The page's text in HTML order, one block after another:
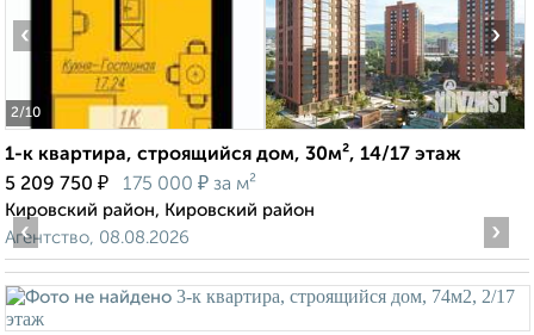
2/10
‹ ›
1-к квартира, строящийся дом, 30м², 14/17 этаж
5 209 750 ₽ 175 000 ₽ за м²
Кировский район, Кировский район
Агентство, 08.08.2026
‹ ›